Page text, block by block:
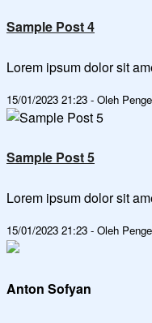
Sample Post 4
Lorem ipsum dolor sit
15/01/2023 21:23 - Oleh
Sample Post 5
Lorem ipsum dolor sit
15/01/2023 21:23 - Oleh
Anton Sofyan